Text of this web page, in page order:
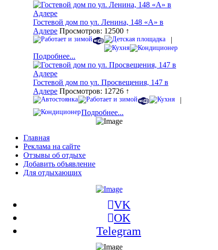
Гостевой дом по ул. Ленина, 148 «А» в
Адлере Просмотров: 12500 ↑
|
Подробнее...
Гостевой дом по ул. Просвещения, 147 в
Адлере Просмотров: 12726 ↑
|
Подробнее...
Главная
Реклама на сайте
Отзывы об отдыхе
Добавить объявление
Для отдыхающих
VK
OK
Telegram